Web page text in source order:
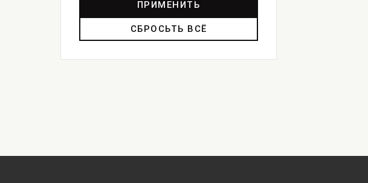
ПРИМЕНИТЬ
СБРОСЬТЬ ВСЁ